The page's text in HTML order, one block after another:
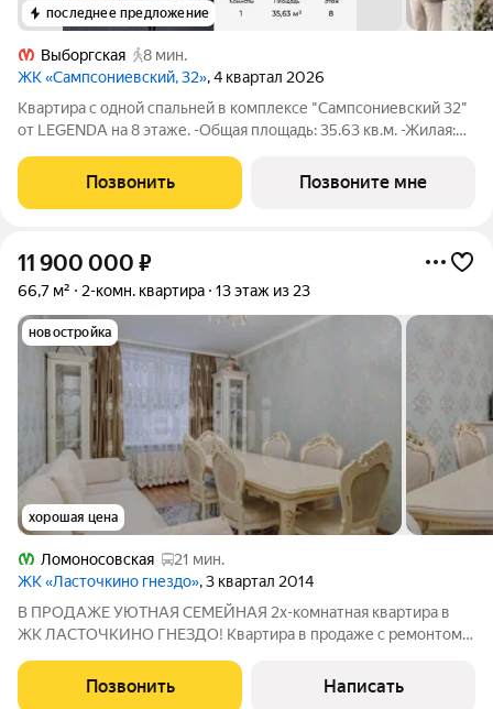
последнее предложение
Выборгская
8 мин.
ЖК «Сампсониевский, 32», 4 квартал 2026
Квартира с одной спальней в комплексе "Сампсониевский 32"
от LEGENDA на 8 этаже. -Общая площадь: 35.63 кв.м. -Жилая:
-Высота потолков 2.7 м. Все окна выходят на одну сторону. В
квартире один
Позвонить Позвоните мне
11 900 000 ₽
66,7 м² 2-комн. квартира 13 этаж из 23
новостройка
хорошая цена
Ломоносовская
21 мин.
ЖК «Ласточкино гнездо», 3 квартал 2014
В ПРОДАЖЕ УЮТНАЯ СЕМЕЙНАЯ 2х-комнатная квартира в
ЖК ЛАСТОЧКИНО ГНЕЗДО! Квартира в продаже с ремонтом и
освещенностью в течение всего дня! Удачная планировка
позволяет грамотно организовать пространство:
Позвонить Написать